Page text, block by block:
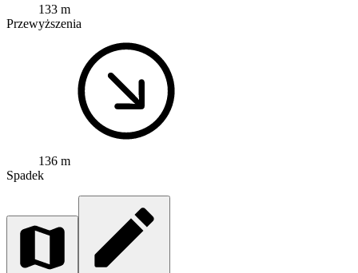
133 m
Przewyższenia
136 m
Spadek